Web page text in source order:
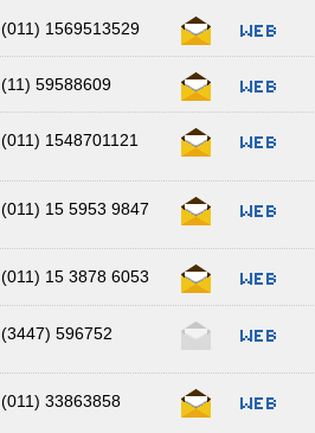
(011) 1569513529
(11) 59588609
(011) 1548701121
(011) 15 5953 9847
(011) 15 3878 6053
(3447) 596752
(011) 33863858